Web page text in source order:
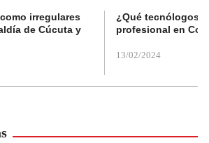
irregulares
de Cúcuta y
¿Qué tecnólogos
profesional en
13/02/2024